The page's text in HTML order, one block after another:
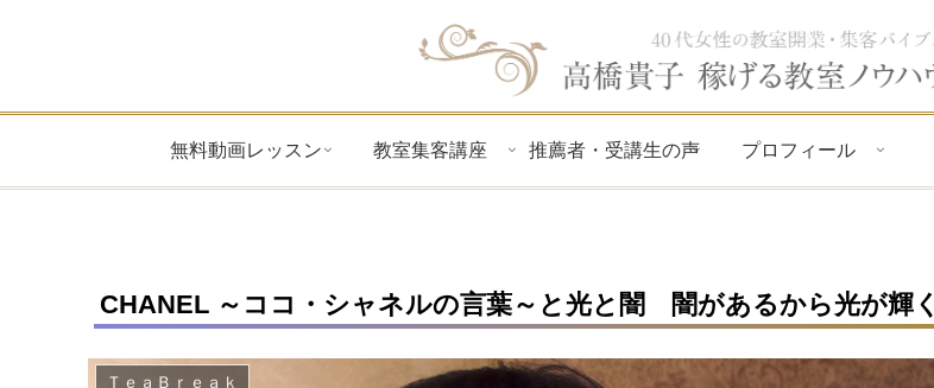
無料動画レッスン 教室集客講座 推薦者・受講生の声 プロフィール
CHANEL ～ココ・シャネルの言葉～と光と闇 闇があるから光が輝く
ＴｅａＢｒｅａｋ